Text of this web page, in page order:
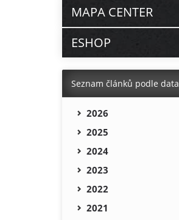
MAPA CENTER
ESHOP
Seznam článků podle data
2026
2025
2024
2023
2022
2021